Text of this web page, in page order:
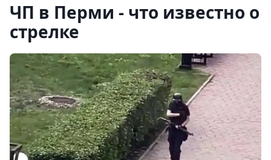
ЧП в Перми - что известно о
стрелке